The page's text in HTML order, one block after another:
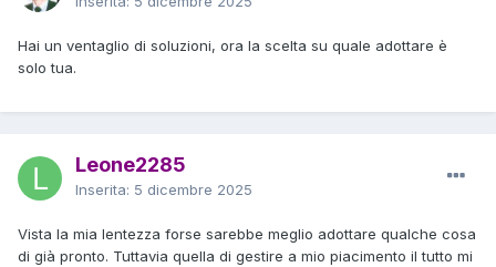
Hai un ventaglio di soluzioni, ora la scelta su quale adottare è
solo tua.
Leone2285
Inserita: 5 dicembre 2025
Vista la mia lentezza forse sarebbe meglio adottare qualche cosa
di già pronto. Tuttavia quella di gestire a mio piacimento il tutto mi